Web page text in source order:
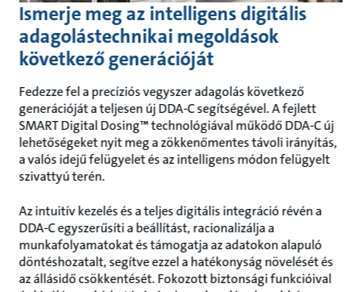
Ismerje meg az intelligens digitális
adagolástechnikai megoldások
következő generációját
Fedezze fel a precíziós vegyszer adagolás következő
generációját a teljesen új DDA-C segítségével. A fejlett
SMART Digital Dosing™ technológiával működő DDA-C új
lehetőségeket nyit meg a zökkenőmentes távoli irányítás,
a valós idejű felügyelet és az intelligens módon felügyelt
szivattyú terén.
Az intuitív kezelés és a teljes digitális integráció révén a
DDA-C egyszerűsíti a beállítást, racionalizálja a
munkafolyamatokat és támogatja az adatokon alapuló
döntéshozatalt, segítve ezzel a hatékonyság növelését és
az állásidő csökkentését. Fokozott biztonsági funkcióival